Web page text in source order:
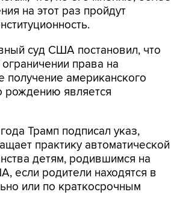
на этот раз пройдут
суд США постановил, что
права на
получение американского
рождению является
Трамп подписал указ,
практику автоматической
детям, родившимся на
если родители находятся в
или по краткосрочным